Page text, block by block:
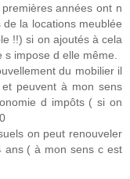
années ont n
la locations meublée
!!) si on ajoutés à cela
s impose d elle même.
du mobilier il
peuvent à mon sens
d impôts ( si on
on peut renouveler
ans ( à mon sens c est